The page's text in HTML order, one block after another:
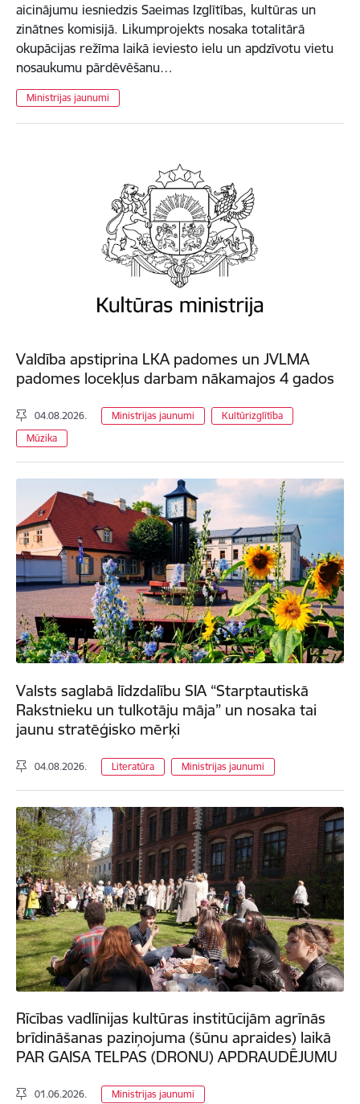
aicinājumu iesniedzis Saeimas Izglītības, kultūras un
zinātnes komisijā. Likumprojekts nosaka totalitārā
okupācijas režīma laikā ieviesto ielu un apdzīvotu vietu
nosaukumu pārdēvēšanu…
Ministrijas jaunumi
Valdība apstiprina LKA padomes un JVLMA
padomes locekļus darbam nākamajos 4 gados
04.08.2026. Ministrijas jaunumi
Kultūrizglītība
Mūzika
Valsts saglabā līdzdalību SIA “Starptautiskā
Rakstnieku un tulkotāju māja” un nosaka tai
jaunu stratēģisko mērķi
04.08.2026. Literatūra Ministrijas jaunumi
Rīcības vadlīnijas kultūras institūcijām agrīnās
brīdināšanas paziņojuma (šūnu apraides) laikā
PAR GAISA TELPAS (DRONU) APDRAUDĒJUMU
01.06.2026. Ministrijas jaunumi